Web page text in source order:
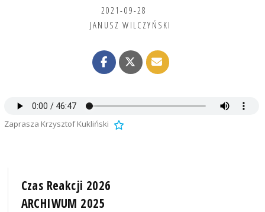
2021-09-28
JANUSZ WILCZYŃSKI
Zaprasza Krzysztof Kukliński
Czas Reakcji 2026
ARCHIWUM 2025